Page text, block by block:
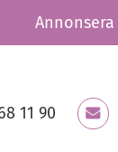
Annonsera
11 90